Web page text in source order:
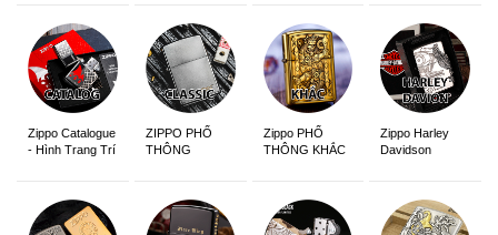
Zippo Catalogue
- Hình Trang Trí
ZIPPO PHỔ
THÔNG
Zippo PHỔ
THÔNG KHẮC
Zippo Harley
Davidson